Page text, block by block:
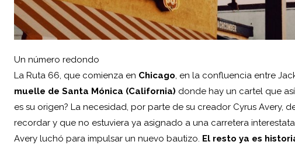
Un número redondo
La Ruta 66, que comienza en Chicago, en la confluencia entre
muelle de Santa Mónica (California) donde hay un cartel que
es su origen? La necesidad, por parte de su creador Cyrus Avery,
recordar y que no estuviera ya asignado a una carretera
Avery luchó para impulsar un nuevo bautizo. El resto ya es